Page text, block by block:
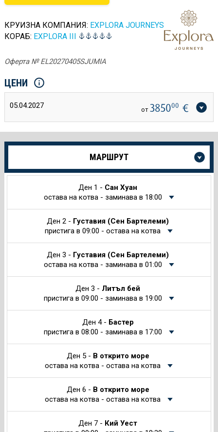
КРУИЗНА КОМПАНИЯ: EXPLORA JOURNEYS
КОРАБ: EXPLORA III
Оферта № EL20270405SJUMIA
ЦЕНИ
05.04.2027 от 385000 €
Още
за
МАРШРУТ
Ден 1 - Сан Хуан
остава на котва - заминава в 18:00
Ден 2 - Густавия (Сен Бартелеми)
пристига в 09:00 - остава на котва
Ден 3 - Густавия (Сен Бартелеми)
остава на котва - заминава в 01:00
Ден 3 - Литъл бей
пристига в 09:00 - заминава в 19:00
Ден 4 - Бастер
пристига в 08:00 - заминава в 17:00
Ден 5 - В открито море
остава на котва - остава на котва
Ден 6 - В открито море
остава на котва - остава на котва
Ден 7 - Кий Уест